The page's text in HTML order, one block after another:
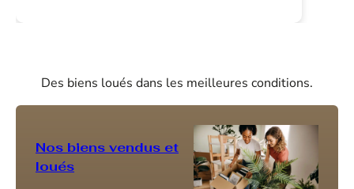
Des biens loués dans les meilleures conditions.
Nos biens vendus et
loués